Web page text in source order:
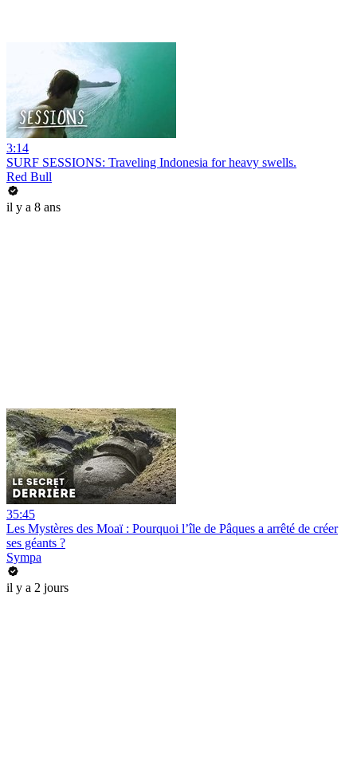
3:14
SURF SESSIONS: Traveling Indonesia for heavy swells.
Red Bull
il y a 8 ans
35:45
Les Mystères des Moaï : Pourquoi l’île de Pâques a arrêté de créer
ses géants ?
Sympa
il y a 2 jours